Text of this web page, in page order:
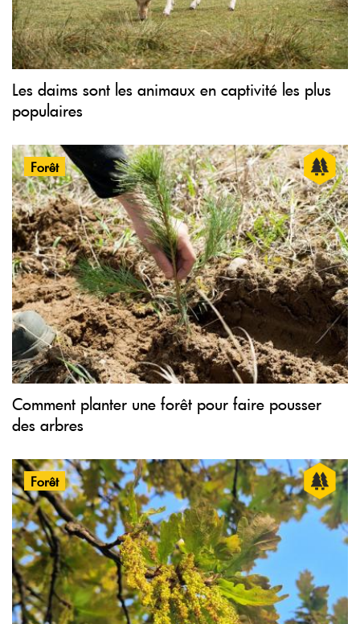
Les daims sont les animaux en captivité les plus
populaires
Forêt
Comment planter une forêt pour faire pousser
des arbres
Forêt